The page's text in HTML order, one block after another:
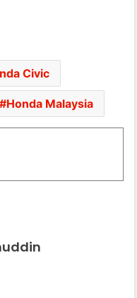
Civic
Honda Malaysia